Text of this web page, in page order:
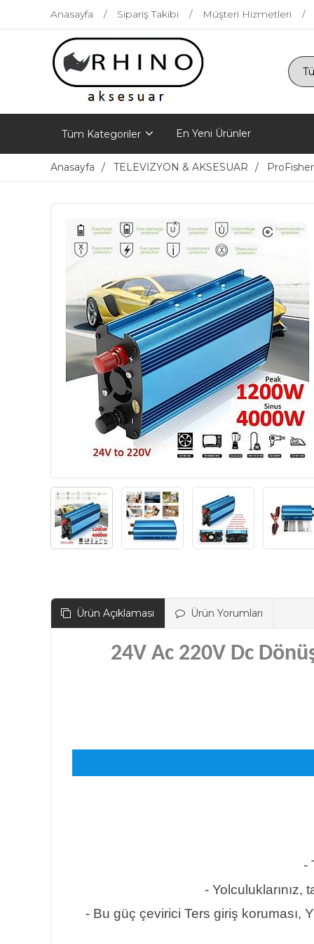
Anasayfa Sipariş Takibi Müşteri Hizmetleri
Tüm Kategoriler En Yeni Ürünler
Anasayfa TELEVİZYON & AKSESUAR ProFisher
Ürün Açıklaması Ürün Yorumları
24V Ac 220V Dc
-
- Yolculuklarınız,
- Bu güç çevirici Ters giriş koruması,